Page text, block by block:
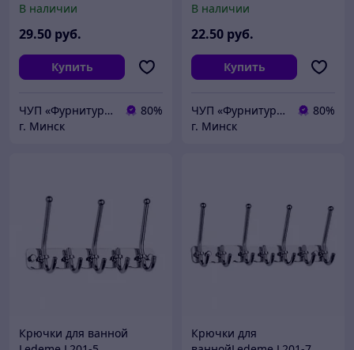
В наличии
29.50 руб.
Купить
ЧУП «Фурнитурка-бай»
80%
г. Минск
В наличии
22.50 руб.
Купить
ЧУП «Фурнитурка-бай»
80%
г. Минск
Крючки для ванной
Крючки для